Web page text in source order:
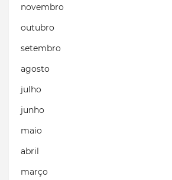
novembro
outubro
setembro
agosto
julho
junho
maio
abril
março